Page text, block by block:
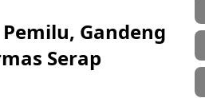
Gandeng
Serap